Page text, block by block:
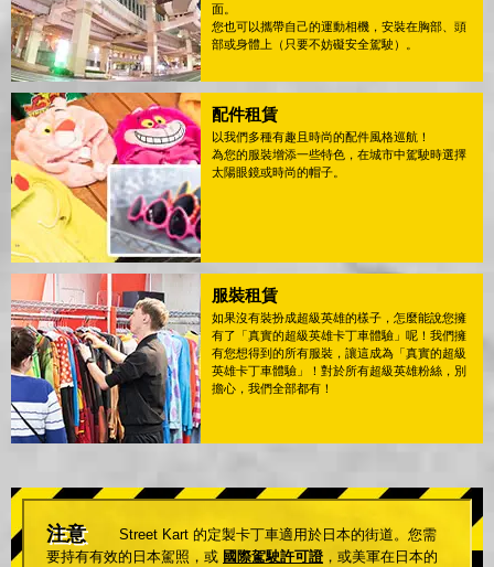
面。
您也可以攜帶自己的運動相機，安裝在胸部、頭
部或身體上（只要不妨礙安全駕駛）。
配件租賃
以我們多種有趣且時尚的配件風格巡航！
為您的服裝增添一些特色，在城市中駕駛時選擇
太陽眼鏡或時尚的帽子。
服裝租賃
如果沒有裝扮成超級英雄的樣子，怎麼能說您擁
有了「真實的超級英雄卡丁車體驗」呢！我們擁
有您想得到的所有服裝，讓這成為「真實的超級
英雄卡丁車體驗」！對於所有超級英雄粉絲，別
擔心，我們全部都有！
注意
Street Kart 的定製卡丁車適用於日本的街道。您需
要持有有效的日本駕照，或 國際駕駛許可證 ，或美軍在日本的